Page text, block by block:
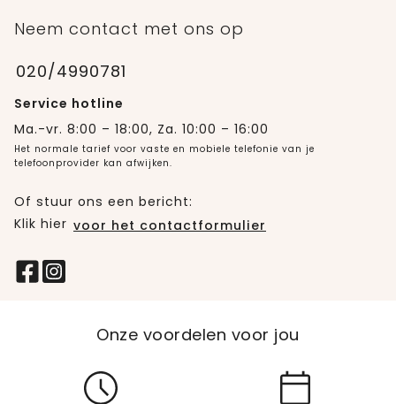
Neem contact met ons op
020/4990781
Service hotline
Ma.-vr. 8:00 – 18:00, Za. 10:00 – 16:00
Het normale tarief voor vaste en mobiele telefonie van je
telefoonprovider kan afwijken.
Of stuur ons een bericht:
Klik hier voor het contactformulier
Onze voordelen voor jou